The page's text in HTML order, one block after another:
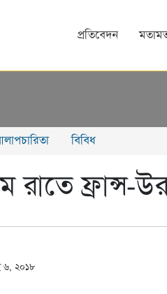
প্রতিবেদন
বিবিধ
ফ্রান্স-
৬, ২০১৮